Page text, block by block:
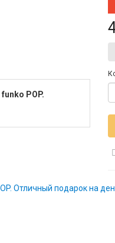
POP.
Отличный подарок на